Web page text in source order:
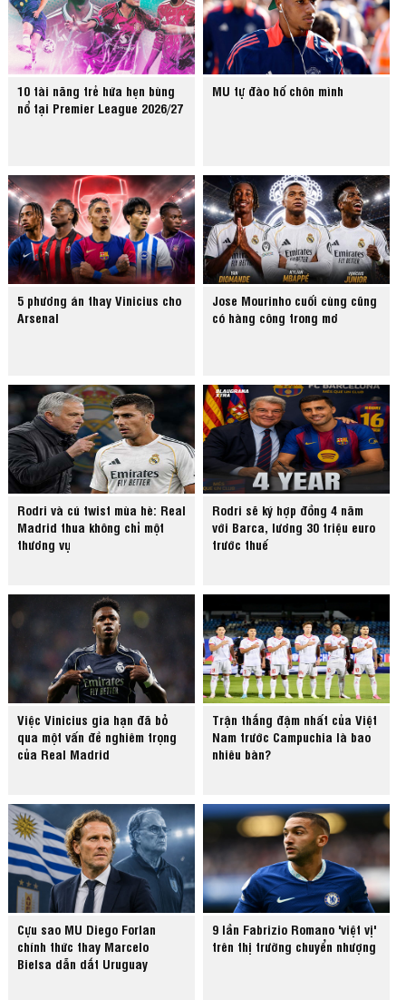
10 tài năng trẻ hứa hẹn bùng
nổ tại Premier League 2026/27
MU tự đào hố chôn mình
5 phương án thay Vinicius cho
Arsenal
Jose Mourinho cuối cùng cũng
có hàng công trong mơ
Rodri và cú twist mùa hè: Real
Madrid thua không chỉ một
thương vụ
Rodri sẽ ký hợp đồng 4 năm
với Barca, lương 30 triệu euro
trước thuế
Việc Vinicius gia hạn đã bỏ
qua một vấn đề nghiêm trọng
của Real Madrid
Trận thắng đậm nhất của Việt
Nam trước Campuchia là bao
nhiêu bàn?
Cựu sao MU Diego Forlan
chính thức thay Marcelo
Bielsa dẫn dắt Uruguay
9 lần Fabrizio Romano 'việt vị'
trên thị trường chuyển nhượng